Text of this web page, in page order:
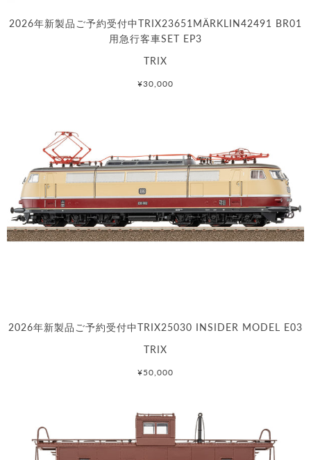
2026年新製品ご予約受付中TRIX23651MÄRKLIN42491 BR01
用急行客車SET EP3
TRIX
¥30,000
2026年新製品ご予約受付中TRIX25030 INSIDER MODEL E03
TRIX
¥50,000